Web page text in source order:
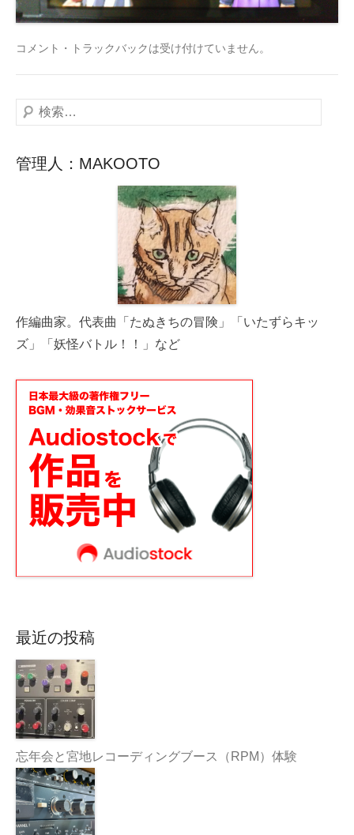
コメント・トラックバックは受け付けていません。
検
管理人：MAKOOTO
作編曲家。代表曲「たぬきちの冒険」「いたずらキッ
ズ」「妖怪バトル！！」など
最近の投稿
忘年会と宮地レコーディングブース（RPM）体験